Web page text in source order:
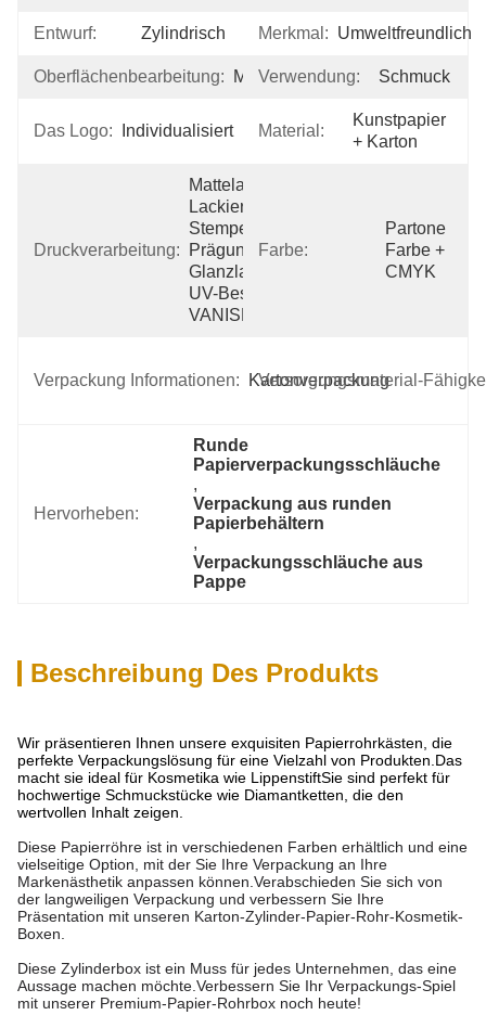
Entwurf: Zylindrisch Merkmal: Umweltfreundlich
Oberflächenbearbeitung: MatteVerwendung: Schmuck
Das Logo: Individualisiert Material:
Kunstpapier
+ Karton
Druckverarbeitung:
Mattelaminierung,
Lackierung,
Stempeln,
Prägung,
Glanzlaminierung,
UV-Beschichtung,
VANISHING, Goldf
Farbe:
Partone
Farbe +
CMYK
Verpackung Informationen: Kartonverpackung
Versorgungsmaterial-
Hervorheben:
Runde
Papierverpackungsschläuche
,
Verpackung aus runden
Papierbehältern
,
Verpackungsschläuche aus
Pappe
Beschreibung Des Produkts
Wir präsentieren Ihnen unsere exquisiten Papierrohrkästen, die
perfekte Verpackungslösung für eine Vielzahl von Produkten.Das
macht sie ideal für Kosmetika wie LippenstiftSie sind perfekt für
hochwertige Schmuckstücke wie Diamantketten, die den
wertvollen Inhalt zeigen.
Diese Papierröhre ist in verschiedenen Farben erhältlich und eine
vielseitige Option, mit der Sie Ihre Verpackung an Ihre
Markenästhetik anpassen können.Verabschieden Sie sich von
der langweiligen Verpackung und verbessern Sie Ihre
Präsentation mit unseren Karton-Zylinder-Papier-Rohr-Kosmetik-
Boxen.
Diese Zylinderbox ist ein Muss für jedes Unternehmen, das eine
Aussage machen möchte.Verbessern Sie Ihr Verpackungs-Spiel
mit unserer Premium-Papier-Rohrbox noch heute!